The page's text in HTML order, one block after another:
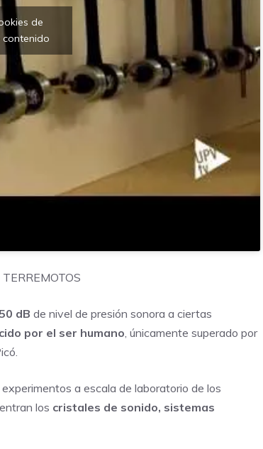
de
dB de nivel de presión sonora a ciertas
por el ser humano , únicamente superado por
a escala de laboratorio de los
los cristales de sonido, sistemas